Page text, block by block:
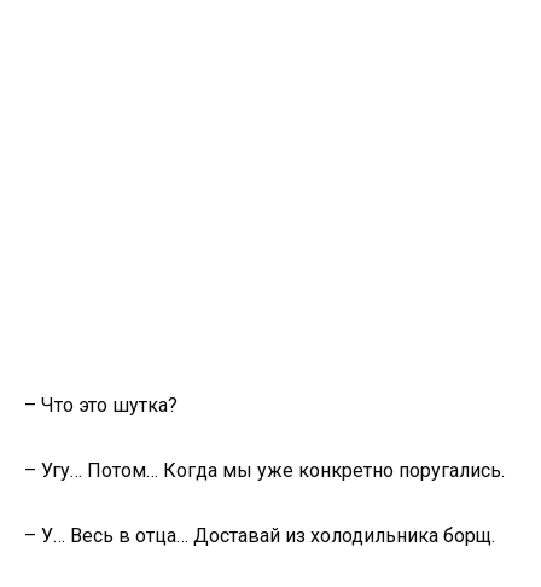
– Что это шутка?
– Угу… Потом… Когда мы уже конкретно поругались.
– У… Весь в отца… Доставай из холодильника борщ.